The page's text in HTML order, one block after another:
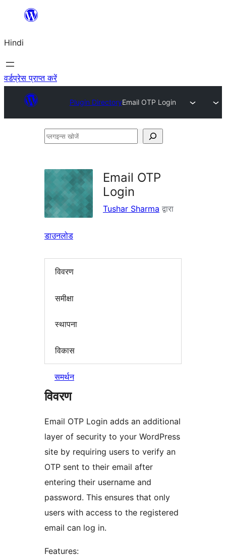
सामग्री
जाएं
Hindi
वर्डप्रेस प्राप्त करें
Plugin DirectoryEmail OTP Login
प्लगइन्स
Email OTP
Login
Tushar Sharma द्वारा
डाउनलोड
विवरण
समीक्षा
स्थापना
विकास
समर्थन
विवरण
Email OTP Login adds an additional
layer of security to your WordPress
site by requiring users to verify an
OTP sent to their email after
entering their username and
password. This ensures that only
users with access to the registered
email can log in.
Features: